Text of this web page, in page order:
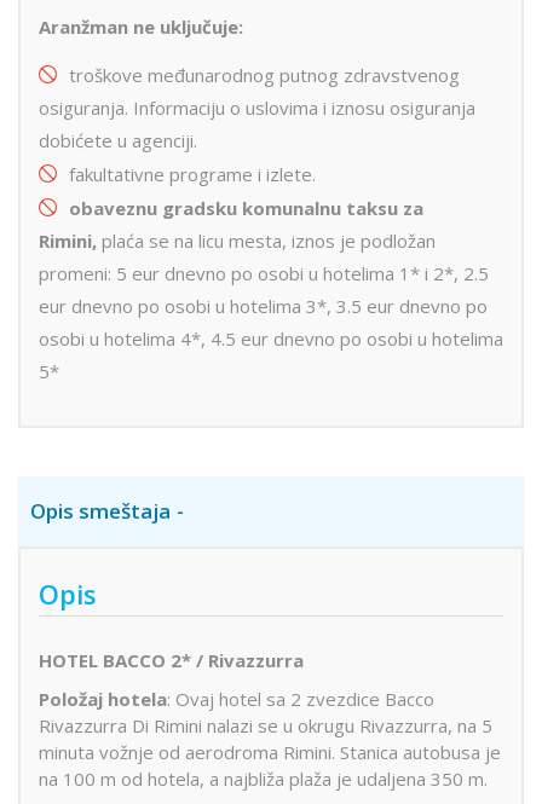
Aranžman ne uključuje:
troškove međunarodnog putnog zdravstvenog
osiguranja. Informaciju o uslovima i iznosu osiguranja
dobićete u agenciji.
fakultativne programe i izlete.
obaveznu gradsku komunalnu taksu za
Rimini, plaća se na licu mesta, iznos je podložan
promeni: 5 eur dnevno po osobi u hotelima 1* i 2*, 2.5
eur dnevno po osobi u hotelima 3*, 3.5 eur dnevno po
osobi u hotelima 4*, 4.5 eur dnevno po osobi u hotelima
5*
Opis smeštaja
Opis
HOTEL BACCO 2* / Rivazzurra
Položaj hotela: Ovaj hotel sa 2 zvezdice Bacco
Rivazzurra Di Rimini nalazi se u okrugu Rivazzurra, na 5
minuta vožnje od aerodroma Rimini. Stanica autobusa je
na 100 m od hotela, a najbliža plaža je udaljena 350 m.